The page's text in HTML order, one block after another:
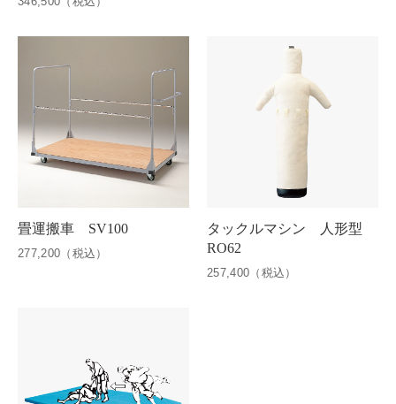
畳運搬車 SV100
277,200（税込）
タックルマシン 人形型
RO62
257,400（税込）